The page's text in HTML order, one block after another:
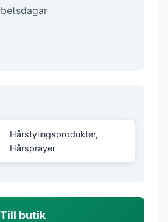
Hårstylingsprodukter,
Hårsprayer
Till butik